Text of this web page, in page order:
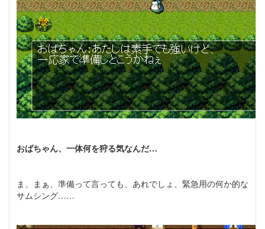
おばちゃん、一体何を狩る気なんだ…
ま、まぁ、準備って言っても、あれでしょ、緊急用の何か的な
サムシング……